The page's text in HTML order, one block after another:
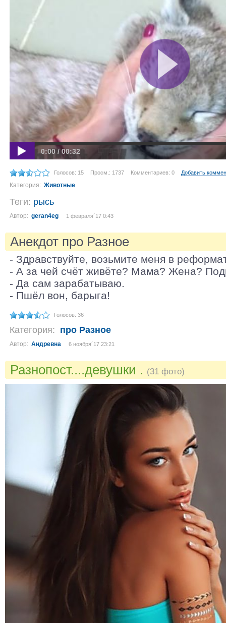
0:00 / 00:32
Голосов: 15 Просм.: 1737 Комментариев: 0 Добавить
Категория: Животные
Теги: рысь
Автор: geran4eg 1 февраля´17 0:43
Анекдот про Разное
- Здравствуйте, возьмите меня в
- А за чей счёт живёте? Мама? Жена?
- Да сам зарабатываю.
- Пшёл вон, барыга!
Голосов: 36
Категория: про Разное
Автор: Андревна 6 ноября´17 23:21
Разнопост....девушки . (31 фото)